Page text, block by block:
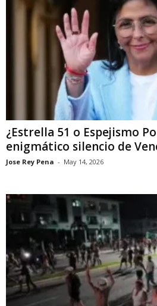
¿Estrella 51 o Espejismo
enigmático silencio de
Jose Rey Pena - May 14, 2026